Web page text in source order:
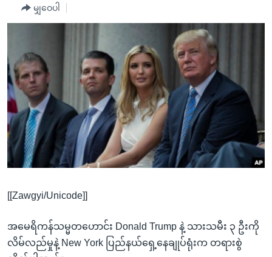
ရန်
ပင်မ
ညွန်း
စာမျက်နှာ
သို့
ကျော်
ရန်
ရန်
နေရာ
အစ္စရေး-ပါလက်စတိုင်း
အင်္ဂလိပ်စာလေ့လာမယ်
မကြေးမုံရဲ့ အင်္ဂလိပ်စာ
ရုပ်ရှင်ထဲက အင်္ဂလိပ်စာ
သုတပဒေသာ အင်္ဂလိပ်စာ
ရေဒီယို
တီဗွီ
ရေဒီယိုနှင့်ရုပ်သံ အချက်အလက်များ
ရေဒီယို/တီဗွီအစီအစဉ်
Learning English
ဗွီအိုအေ လူမှုကွန်ယက်များ
မျှဝေပါ
[[Zawgyi/Unicode]]
အမေရိကန်သမ္မတဟောင်း Donald Trump နဲ့ သားသမီး ၃ ဦးကို
လိမ်လည်မှုနဲ့ New York ပြည်နယ်ရှေ့နေချုပ်ရုံးက တရားစွဲ